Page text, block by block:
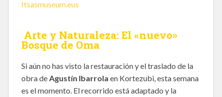
Itsasmuseum.eus
Arte y Naturaleza: El «nuevo»
Bosque de Oma
Si aún no has visto la restauración y el traslado de la
obra de Agustín Ibarrola en Kortezubi, esta semana
es el momento. El recorrido está adaptado y la